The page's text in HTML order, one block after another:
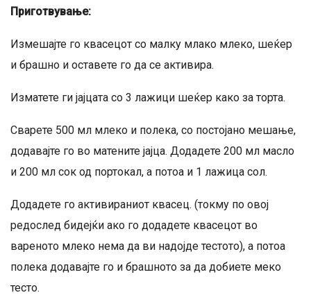
Приготвување:
Измешајте го квасецот со малку млако млеко, шеќер
и брашно и оставете го да се активира.
Изматете ги јајцата со 3 лажици шеќер како за торта.
Сварете 500 мл млеко и полека, со постојано мешање,
додавајте го во матените јајца. Додадете 200 мл масло
и 200 мл сок од портокал, а потоа и 1 лажица сол.
Додадете го активираниот квасец. (токму по овој
редослед бидејќи ако го додадете квасецот во
вареното млеко нема да ви надојде тестото), а потоа
полека додавајте го и брашното за да добиете меко
тесто.